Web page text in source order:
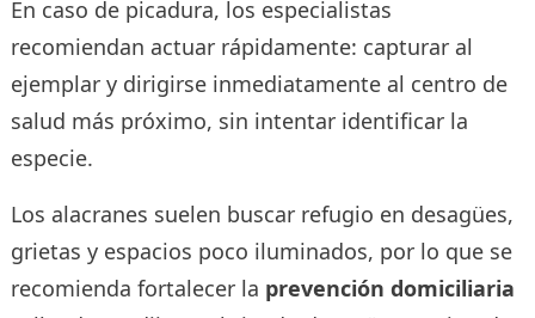
En caso de picadura, los especialistas
recomiendan actuar rápidamente: capturar al
ejemplar y dirigirse inmediatamente al centro de
salud más próximo, sin intentar identificar la
especie.
Los alacranes suelen buscar refugio en desagües,
grietas y espacios poco iluminados, por lo que se
recomienda fortalecer la prevención domiciliaria